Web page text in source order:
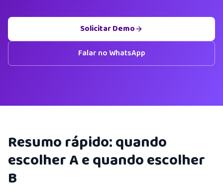
Solicitar Demo
Falar no WhatsApp
Resumo rápido: quando
escolher A e quando escolher
B